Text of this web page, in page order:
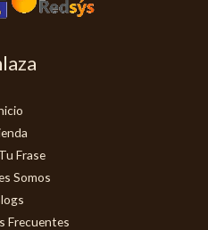
Frase
Somos
Frecuentes